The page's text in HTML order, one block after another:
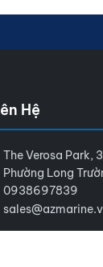
Hệ
The Verosa Park,
Phường Long
0938697839